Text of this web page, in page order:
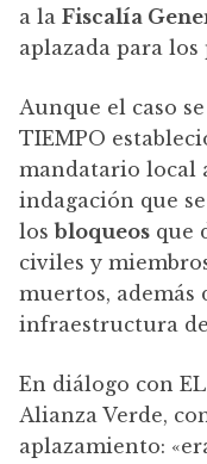
a la Fiscalía
aplazada para
Aunque el caso
TIEMPO
mandatario local
indagación que
losbloqueos que
civiles y
muertos, además
infraestructura
En diálogo con
Alianza Verde,
aplazamiento: